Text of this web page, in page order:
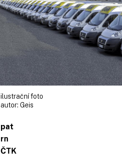
ilustrační foto
autor: Geis
pat
rn
ČTK